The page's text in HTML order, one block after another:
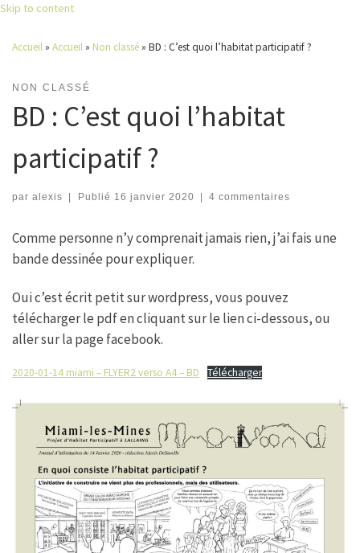
Skip to content
Accueil » Accueil » Non classé » BD : C’est quoi l’habitat participatif ?
NON CLASSÉ
BD : C’est quoi l’habitat
participatif ?
par alexis Publié 16 janvier 2020 4 commentaires
Comme personne n’y comprenait jamais rien, j’ai fais une
bande dessinée pour expliquer.
Oui c’est écrit petit sur wordpress, vous pouvez
télécharger le pdf en cliquant sur le lien ci-dessous, ou
aller sur la page facebook.
2020-01-14 miami – FLYER2 verso A4 – BD Télécharger